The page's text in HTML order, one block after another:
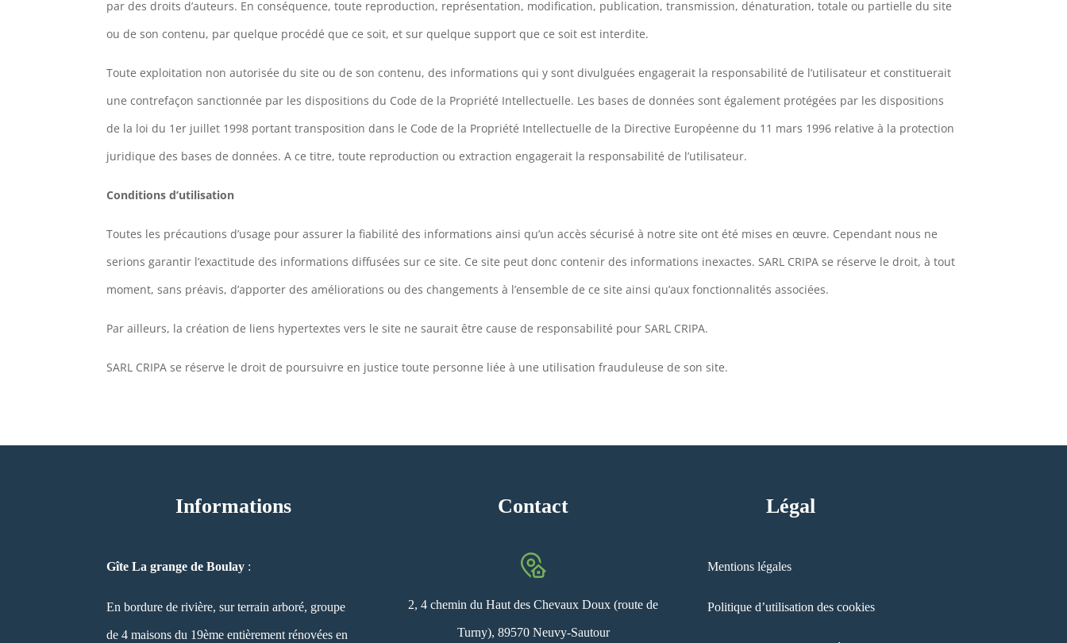
par des droits d’auteurs. En conséquence, toute reproduction, représentation, modification, publication, transmission, dénaturation, totale ou partielle du site
ou de son contenu, par quelque procédé que ce soit, et sur quelque support que ce soit est interdite.
Toute exploitation non autorisée du site ou de son contenu, des informations qui y sont divulguées engagerait la responsabilité de l’utilisateur et constituerait
une contrefaçon sanctionnée par les dispositions du Code de la Propriété Intellectuelle. Les bases de données sont également protégées par les dispositions
de la loi du 1er juillet 1998 portant transposition dans le Code de la Propriété Intellectuelle de la Directive Européenne du 11 mars 1996 relative à la protection
juridique des bases de données. A ce titre, toute reproduction ou extraction engagerait la responsabilité de l’utilisateur.
Conditions d’utilisation
Toutes les précautions d’usage pour assurer la fiabilité des informations ainsi qu’un accès sécurisé à notre site ont été mises en œuvre. Cependant nous ne
serions garantir l’exactitude des informations diffusées sur ce site. Ce site peut donc contenir des informations inexactes. SARL CRIPA se réserve le droit, à tout
moment, sans préavis, d’apporter des améliorations ou des changements à l’ensemble de ce site ainsi qu’aux fonctionnalités associées.
Par ailleurs, la création de liens hypertextes vers le site ne saurait être cause de responsabilité pour SARL CRIPA.
SARL CRIPA se réserve le droit de poursuivre en justice toute personne liée à une utilisation frauduleuse de son site.
Informations
Gîte La grange de Boulay :
En bordure de rivière, sur terrain arboré, groupe
de 4 maisons du 19ème entièrement rénovées en
Contact
2, 4 chemin du Haut des Chevaux Doux (route de
Turny), 89570 Neuvy-Sautour
Légal
Mentions légales
Politique d’utilisation des cookies